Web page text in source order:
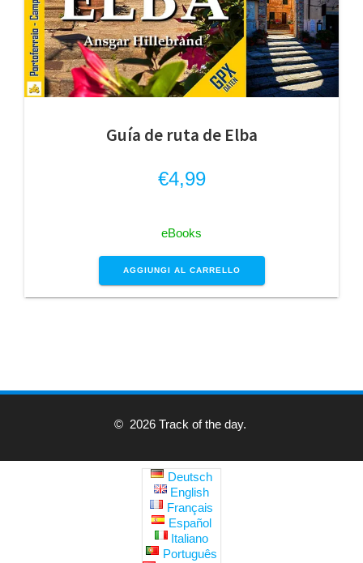
Guía de ruta de Elba
€4,99
eBooks
AGGIUNGI AL CARRELLO
© 2026 Track of the day.
Deutsch
English
Français
Español
Italiano
Português